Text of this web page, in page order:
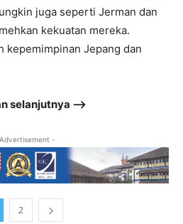
juga seperti Jerman dan
kekuatan mereka.
kepemimpinan Jepang dan
selanjutnya –>
-
2